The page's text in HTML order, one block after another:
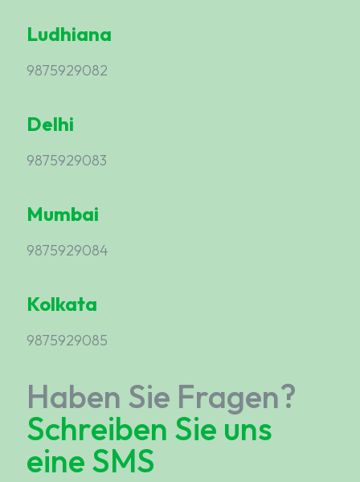
Ludhiana
9875929082
Delhi
9875929083
Mumbai
9875929084
Kolkata
9875929085
Haben Sie Fragen?
Schreiben Sie uns
eine SMS